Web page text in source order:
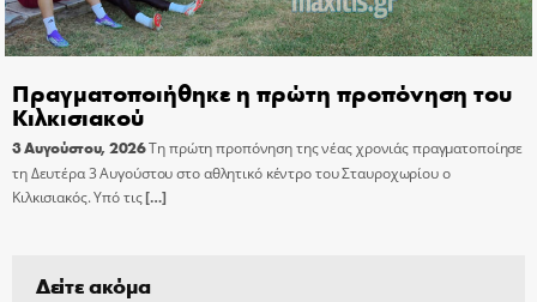
Πραγματοποιήθηκε η πρώτη προπόνηση του
Κιλκισιακού
3 Αυγούστου, 2026Τη πρώτη προπόνηση της νέας χρονιάς πραγματοποίησε
τη Δευτέρα 3 Αυγούστου στο αθλητικό κέντρο του Σταυροχωρίου ο
Κιλκισιακός. Υπό τις[…]
Δείτε ακόμα